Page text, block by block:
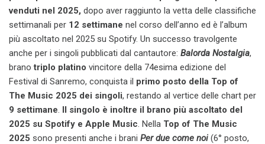
venduti nel 2025, dopo aver raggiunto la vetta delle classifiche
settimanali per 12 settimane nel corso dell’anno ed è l’album
più ascoltato nel 2025 su Spotify. Un successo travolgente
anche per i singoli pubblicati dal cantautore: Balorda Nostalgia,
branotriplo platino vincitore della 74esima edizione del
Festival di Sanremo, conquista il primo posto della Top of
The Music 2025 dei singoli, restando al vertice delle chart per
9 settimane. Il singolo è inoltre il brano più ascoltato del
2025 su Spotify e Apple Music. Nella Top of The Music
2025 sono presenti anche i brani Per due come noi (6° posto,